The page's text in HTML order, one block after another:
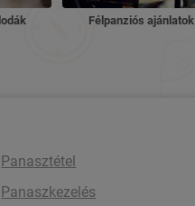
Félpanziós ajánlatok
Panasztétel
Panaszkezelés